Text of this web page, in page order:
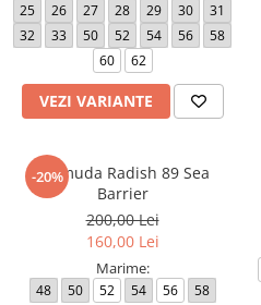
25 26 27 28 29 30
31
32
33 50 52 54 56
58
60
62
VEZI VARIANTE
-20%
Bermuda Radish 89 Sea
Barrier
200,00 Lei
160,00 Lei
Marime:
48 50 52 54 56 58